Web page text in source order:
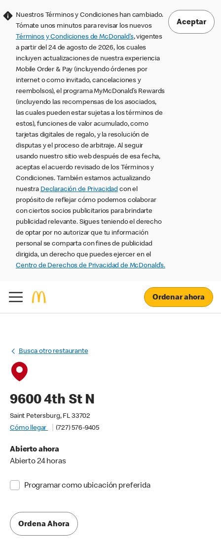
Nuestros Términos y Condiciones han cambiado.
Tómate unos minutos para revisar los nuevos
Términos y Condiciones de McDonald’s, vigentes
a partir del 24 de agosto de 2026, los cuales
incluyen actualizaciones de nuestra experiencia
Mobile Order & Pay (incluyendo órdenes por
internet o como invitado, cancelaciones y
reembolsos), el programa MyMcDonald’s Rewards
(incluyendo las recompensas de los asociados,
las cuales pueden estar sujetas a los términos de
estos), funciones de valor acumulado, como
tarjetas digitales de regalo, y la resolución de
disputas y el proceso de arbitraje. Al seguir
usando nuestro sitio web después de esa fecha,
aceptas el acuerdo revisado de los Términos y
Condiciones. También estamos actualizando
nuestra Declaración de Privacidad con el
propósito de reflejar cómo podemos colaborar
con ciertos socios publicitarios para brindarte
publicidad relevante. Sigues teniendo el derecho
de optar por no autorizar que tu información
personal se comparta con fines de publicidad
dirigida, un derecho que puedes ejercer en el
Centro de Derechos de Privacidad de McDonald’s.
Aceptar
Ordenar ahora
Busca otro restaurante
9600 4th St N
Saint Petersburg, FL 33702
Cómo llegar
(727) 576-9405
Abierto ahora
Abierto 24 horas
Programar como ubicación preferida
Ordena Ahora